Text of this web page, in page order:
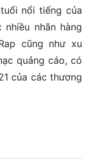
nổi tiếng của
nhãn hàng
cũng như xu
quảng cáo, có
của các thương